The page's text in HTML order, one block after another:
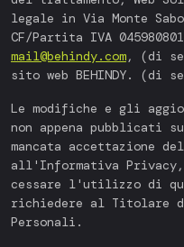
legale in Via Monte
CF/Partita IVA
mail@behindy.com, (di
sito web BEHINDY. (di
Le modifiche e gli
non appena pubblicati
mancata accettazione
all'Informativa
cessare l'utilizzo di
richiedere al Titolare
Personali.